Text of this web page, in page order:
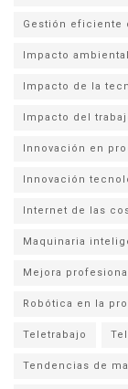
Gestión eficiente
Impacto
Impacto de la
Impacto del
Innovación en
Innovación
Internet de las
Maquinaria
Mejora
Robótica en la
Teletrabajo
Tendencias de